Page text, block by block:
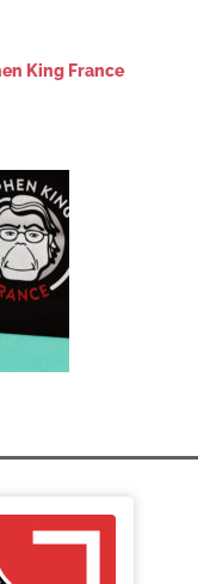
King France